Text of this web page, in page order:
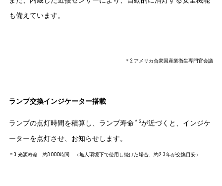
も備えています。
＊2 アメリカ合衆国産業衛生専門官会議
ランプ交換インジケーター搭載
ランプの点灯時間を積算し、ランプ寿命＊3が近づくと、インジケ
ーターを点灯させ、お知らせします。
＊3 光源寿命 約3000時間 （無人環境下で使用し続けた場合、約2.3年が交換目安）